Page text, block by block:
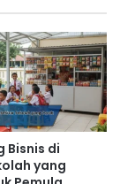
Bisnis di
yang